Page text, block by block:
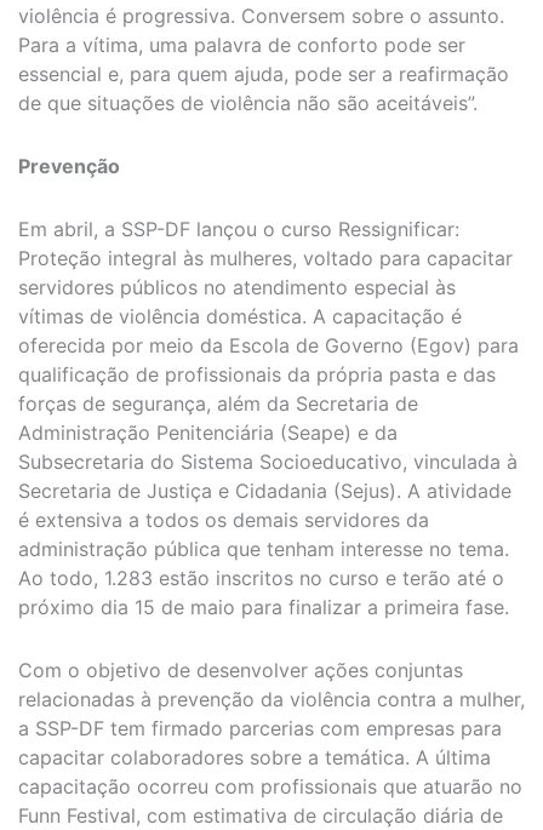
violência é progressiva. Conversem sobre o assunto.
Para a vítima, uma palavra de conforto pode ser
essencial e, para quem ajuda, pode ser a reafirmação
de que situações de violência não são aceitáveis”.
Prevenção
Em abril, a SSP-DF lançou o curso Ressignificar:
Proteção integral às mulheres, voltado para capacitar
servidores públicos no atendimento especial às
vítimas de violência doméstica. A capacitação é
oferecida por meio da Escola de Governo (Egov) para
qualificação de profissionais da própria pasta e das
forças de segurança, além da Secretaria de
Administração Penitenciária (Seape) e da
Subsecretaria do Sistema Socioeducativo, vinculada à
Secretaria de Justiça e Cidadania (Sejus). A atividade
é extensiva a todos os demais servidores da
administração pública que tenham interesse no tema.
Ao todo, 1.283 estão inscritos no curso e terão até o
próximo dia 15 de maio para finalizar a primeira fase.
Com o objetivo de desenvolver ações conjuntas
relacionadas à prevenção da violência contra a mulher,
a SSP-DF tem firmado parcerias com empresas para
capacitar colaboradores sobre a temática. A última
capacitação ocorreu com profissionais que atuarão no
Funn Festival, com estimativa de circulação diária de